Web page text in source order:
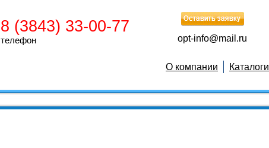
opt-info@mail.ru
8 (3843) 33-00-77
телефон
О компании Каталоги